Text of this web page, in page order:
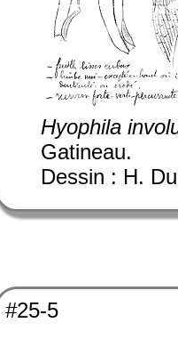
Hyophila
Gatineau.
Dessin : H.
#25-5